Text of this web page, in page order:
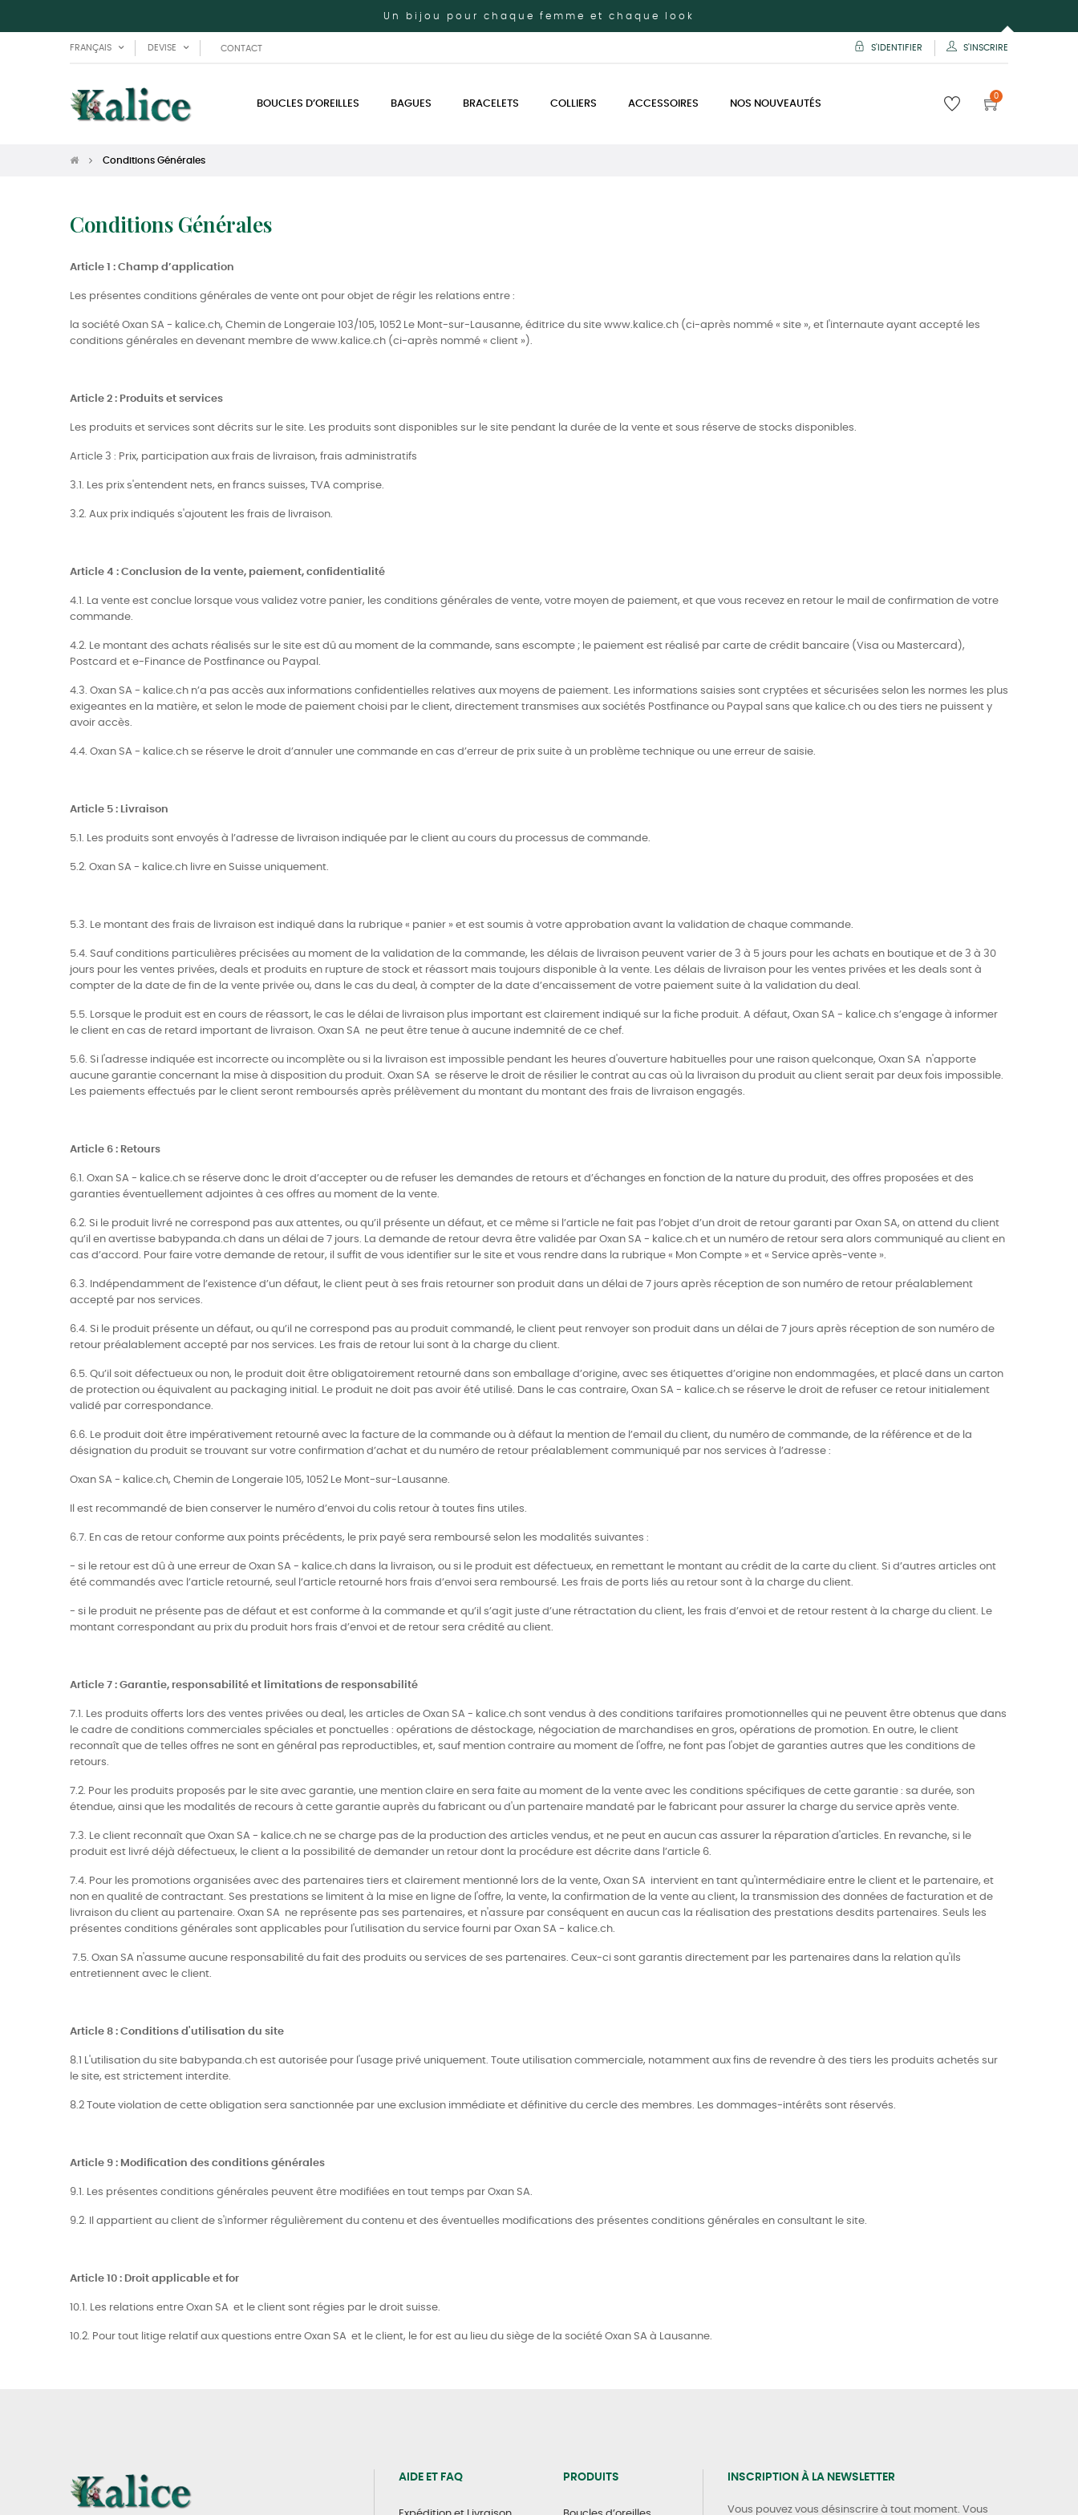
Un bijou pour chaque femme et chaque look
FRANÇAIS DEVISE CONTACT S'IDENTIFIER S'INSCRIRE
BOUCLES D’OREILLES BAGUES BRACELETS COLLIERS ACCESSOIRES NOS NOUVEAUTÉS
0
Conditions Générales
Conditions Générales
Article 1 : Champ d’application
Les présentes conditions générales de vente ont pour objet de régir les relations entre :
la société Oxan SA - kalice.ch, Chemin de Longeraie 103/105, 1052 Le Mont-sur-Lausanne, éditrice du site www.kalice.ch (ci-après nommé « site », et l'internaute ayant accepté les
conditions générales en devenant membre de www.kalice.ch (ci-après nommé « client »).
Article 2 : Produits et services
Les produits et services sont décrits sur le site. Les produits sont disponibles sur le site pendant la durée de la vente et sous réserve de stocks disponibles.
Article 3 : Prix, participation aux frais de livraison, frais administratifs
3.1. Les prix s'entendent nets, en francs suisses, TVA comprise.
3.2. Aux prix indiqués s'ajoutent les frais de livraison.
Article 4 : Conclusion de la vente, paiement, confidentialité
4.1. La vente est conclue lorsque vous validez votre panier, les conditions générales de vente, votre moyen de paiement, et que vous recevez en retour le mail de confirmation de votre
commande.
4.2. Le montant des achats réalisés sur le site est dû au moment de la commande, sans escompte ; le paiement est réalisé par carte de crédit bancaire (Visa ou Mastercard),
Postcard et e-Finance de Postfinance ou Paypal.
4.3. Oxan SA - kalice.ch n’a pas accès aux informations confidentielles relatives aux moyens de paiement. Les informations saisies sont cryptées et sécurisées selon les normes les plus
exigeantes en la matière, et selon le mode de paiement choisi par le client, directement transmises aux sociétés Postfinance ou Paypal sans que kalice.ch ou des tiers ne puissent y
avoir accès.
4.4. Oxan SA - kalice.ch se réserve le droit d’annuler une commande en cas d’erreur de prix suite à un problème technique ou une erreur de saisie.
Article 5 : Livraison
5.1. Les produits sont envoyés à l’adresse de livraison indiquée par le client au cours du processus de commande.
5.2. Oxan SA - kalice.ch livre en Suisse uniquement.
5.3. Le montant des frais de livraison est indiqué dans la rubrique « panier » et est soumis à votre approbation avant la validation de chaque commande.
5.4. Sauf conditions particulières précisées au moment de la validation de la commande, les délais de livraison peuvent varier de 3 à 5 jours pour les achats en boutique et de 3 à 30
jours pour les ventes privées, deals et produits en rupture de stock et réassort mais toujours disponible à la vente. Les délais de livraison pour les ventes privées et les deals sont à
compter de la date de fin de la vente privée ou, dans le cas du deal, à compter de la date d’encaissement de votre paiement suite à la validation du deal.
5.5. Lorsque le produit est en cours de réassort, le cas le délai de livraison plus important est clairement indiqué sur la fiche produit. A défaut, Oxan SA - kalice.ch s’engage à informer
le client en cas de retard important de livraison. Oxan SA ne peut être tenue à aucune indemnité de ce chef.
5.6. Si l'adresse indiquée est incorrecte ou incomplète ou si la livraison est impossible pendant les heures d'ouverture habituelles pour une raison quelconque, Oxan SA n'apporte
aucune garantie concernant la mise à disposition du produit. Oxan SA se réserve le droit de résilier le contrat au cas où la livraison du produit au client serait par deux fois impossible.
Les paiements effectués par le client seront remboursés après prélèvement du montant du montant des frais de livraison engagés.
Article 6 : Retours
6.1. Oxan SA - kalice.ch se réserve donc le droit d’accepter ou de refuser les demandes de retours et d’échanges en fonction de la nature du produit, des offres proposées et des
garanties éventuellement adjointes à ces offres au moment de la vente.
6.2. Si le produit livré ne correspond pas aux attentes, ou qu’il présente un défaut, et ce même si l’article ne fait pas l’objet d’un droit de retour garanti par Oxan SA, on attend du client
qu’il en avertisse babypanda.ch dans un délai de 7 jours. La demande de retour devra être validée par Oxan SA - kalice.ch et un numéro de retour sera alors communiqué au client en
cas d’accord. Pour faire votre demande de retour, il suffit de vous identifier sur le site et vous rendre dans la rubrique « Mon Compte » et « Service après-vente ».
6.3. Indépendamment de l’existence d’un défaut, le client peut à ses frais retourner son produit dans un délai de 7 jours après réception de son numéro de retour préalablement
accepté par nos services.
6.4. Si le produit présente un défaut, ou qu’il ne correspond pas au produit commandé, le client peut renvoyer son produit dans un délai de 7 jours après réception de son numéro de
retour préalablement accepté par nos services. Les frais de retour lui sont à la charge du client.
6.5. Qu’il soit défectueux ou non, le produit doit être obligatoirement retourné dans son emballage d’origine, avec ses étiquettes d’origine non endommagées, et placé dans un carton
de protection ou équivalent au packaging initial. Le produit ne doit pas avoir été utilisé. Dans le cas contraire, Oxan SA - kalice.ch se réserve le droit de refuser ce retour initialement
validé par correspondance.
6.6. Le produit doit être impérativement retourné avec la facture de la commande ou à défaut la mention de l’email du client, du numéro de commande, de la référence et de la
désignation du produit se trouvant sur votre confirmation d’achat et du numéro de retour préalablement communiqué par nos services à l’adresse :
Oxan SA - kalice.ch, Chemin de Longeraie 105, 1052 Le Mont-sur-Lausanne.
Il est recommandé de bien conserver le numéro d’envoi du colis retour à toutes fins utiles.
6.7. En cas de retour conforme aux points précédents, le prix payé sera remboursé selon les modalités suivantes :
- si le retour est dû à une erreur de Oxan SA - kalice.ch dans la livraison, ou si le produit est défectueux, en remettant le montant au crédit de la carte du client. Si d’autres articles ont
été commandés avec l’article retourné, seul l’article retourné hors frais d’envoi sera remboursé. Les frais de ports liés au retour sont à la charge du client.
- si le produit ne présente pas de défaut et est conforme à la commande et qu’il s’agit juste d’une rétractation du client, les frais d’envoi et de retour restent à la charge du client. Le
montant correspondant au prix du produit hors frais d’envoi et de retour sera crédité au client.
Article 7 : Garantie, responsabilité et limitations de responsabilité
7.1. Les produits offerts lors des ventes privées ou deal, les articles de Oxan SA - kalice.ch sont vendus à des conditions tarifaires promotionnelles qui ne peuvent être obtenus que dans
le cadre de conditions commerciales spéciales et ponctuelles : opérations de déstockage, négociation de marchandises en gros, opérations de promotion. En outre, le client
reconnaît que de telles offres ne sont en général pas reproductibles, et, sauf mention contraire au moment de l'offre, ne font pas l'objet de garanties autres que les conditions de
retours.
7.2. Pour les produits proposés par le site avec garantie, une mention claire en sera faite au moment de la vente avec les conditions spécifiques de cette garantie : sa durée, son
étendue, ainsi que les modalités de recours à cette garantie auprès du fabricant ou d'un partenaire mandaté par le fabricant pour assurer la charge du service après vente.
7.3. Le client reconnaît que Oxan SA - kalice.ch ne se charge pas de la production des articles vendus, et ne peut en aucun cas assurer la réparation d'articles. En revanche, si le
produit est livré déjà défectueux, le client a la possibilité de demander un retour dont la procédure est décrite dans l’article 6.
7.4. Pour les promotions organisées avec des partenaires tiers et clairement mentionné lors de la vente, Oxan SA intervient en tant qu'intermédiaire entre le client et le partenaire, et
non en qualité de contractant. Ses prestations se limitent à la mise en ligne de l'offre, la vente, la confirmation de la vente au client, la transmission des données de facturation et de
livraison du client au partenaire. Oxan SA ne représente pas ses partenaires, et n'assure par conséquent en aucun cas la réalisation des prestations desdits partenaires. Seuls les
présentes conditions générales sont applicables pour l'utilisation du service fourni par Oxan SA - kalice.ch.
7.5. Oxan SA n'assume aucune responsabilité du fait des produits ou services de ses partenaires. Ceux-ci sont garantis directement par les partenaires dans la relation qu'ils
entretiennent avec le client.
Article 8 : Conditions d'utilisation du site
8.1 L'utilisation du site babypanda.ch est autorisée pour l'usage privé uniquement. Toute utilisation commerciale, notamment aux fins de revendre à des tiers les produits achetés sur
le site, est strictement interdite.
8.2 Toute violation de cette obligation sera sanctionnée par une exclusion immédiate et définitive du cercle des membres. Les dommages-intérêts sont réservés.
Article 9 : Modification des conditions générales
9.1. Les présentes conditions générales peuvent être modifiées en tout temps par Oxan SA.
9.2. Il appartient au client de s'informer régulièrement du contenu et des éventuelles modifications des présentes conditions générales en consultant le site.
Article 10 : Droit applicable et for
10.1. Les relations entre Oxan SA et le client sont régies par le droit suisse.
10.2. Pour tout litige relatif aux questions entre Oxan SA et le client, le for est au lieu du siège de la société Oxan SA à Lausanne.
AIDE ET FAQ PRODUITS INSCRIPTION À LA NEWSLETTER
Vous pouvez vous désinscrire à tout moment. Vous